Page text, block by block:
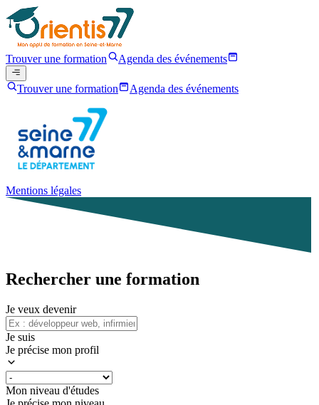
Trouver une formation Agenda des événements
Trouver une formation Agenda des événements
Mentions légales
Rechercher une formation
Je veux devenir
Je suis
Je précise mon profil
Mon niveau d'études